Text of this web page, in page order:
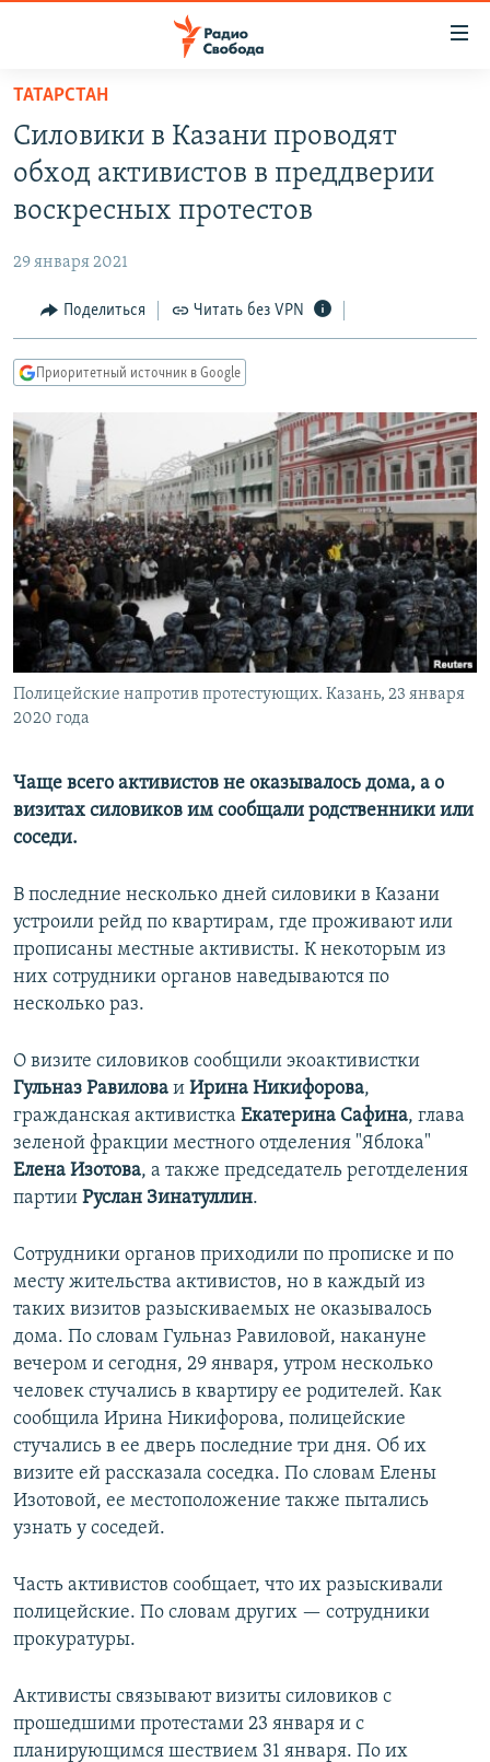
упрощенного
доступа
Вернуться
основному
Вернутся
Вернутся
поиску
ПОДКАСТЫ
МНЕНИЯ
КУЛЬТУРА
КАВКАЗ.РЕАЛИИ
СЕВЕР.РЕАЛИИ
СИБИРЬ.РЕАЛИИ
РАСПИСАНИЕ ВЕЩАНИЯ
ПОДПИШИТЕСЬ НА РАССЫЛКУ
СОЦИАЛЬНЫЕ СЕТИ
ТАТАРСТАН
Силовики в Казани проводят
обход активистов в преддверии
воскресных протестов
29 января 2021
Поделиться Читать без VPN
Приоритетный источник в Google
Полицейские напротив протестующих. Казань, 23 января
2020 года
Чаще всего активистов не оказывалось дома, а о
визитах силовиков им сообщали родственники или
соседи.
В последние несколько дней силовики в Казани
устроили рейд по квартирам, где проживают или
прописаны местные активисты. К некоторым из
них сотрудники органов наведываются по
несколько раз.
О визите силовиков сообщили экоактивистки
Гульназ Равилова и Ирина Никифорова,
гражданская активистка Екатерина Сафина, глава
зеленой фракции местного отделения "Яблока"
Елена Изотова, а также председатель реготделения
партии Руслан Зинатуллин.
Сотрудники органов приходили по прописке и по
месту жительства активистов, но в каждый из
таких визитов разыскиваемых не оказывалось
дома. По словам Гульназ Равиловой, накануне
вечером и сегодня, 29 января, утром несколько
человек стучались в квартиру ее родителей. Как
сообщила Ирина Никифорова, полицейские
стучались в ее дверь последние три дня. Об их
визите ей рассказала соседка. По словам Елены
Изотовой, ее местоположение также пытались
узнать у соседей.
Часть активистов сообщает, что их разыскивали
полицейские. По словам других — сотрудники
прокуратуры.
Активисты связывают визиты силовиков с
прошедшими протестами 23 января и с
планирующимся шествием 31 января. По их